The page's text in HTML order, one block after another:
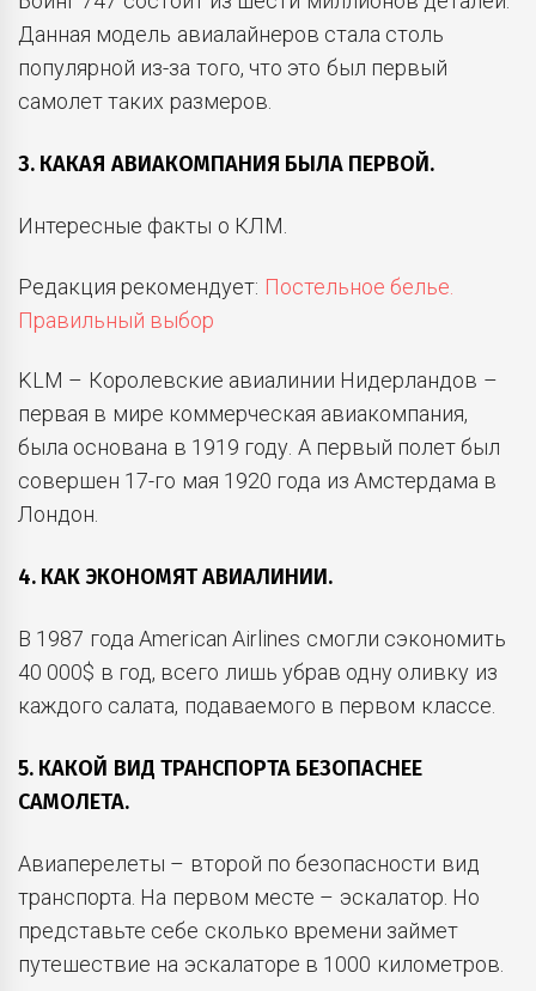
Данная модель авиалайнеров стала столь
популярной из-за того, что это был первый
самолет таких размеров.
3. КАКАЯ АВИАКОМПАНИЯ БЫЛА ПЕРВОЙ.
Интересные факты о КЛМ.
Редакция рекомендует: Постельное белье.
Правильный выбор
KLM – Королевские авиалинии Нидерландов –
первая в мире коммерческая авиакомпания,
была основана в 1919 году. А первый полет был
совершен 17-го мая 1920 года из Амстердама в
Лондон.
4. КАК ЭКОНОМЯТ АВИАЛИНИИ.
В 1987 года American Airlines смогли сэкономить
40 000$ в год, всего лишь убрав одну оливку из
каждого салата, подаваемого в первом классе.
5. КАКОЙ ВИД ТРАНСПОРТА БЕЗОПАСНЕЕ
САМОЛЕТА.
Авиаперелеты – второй по безопасности вид
транспорта. На первом месте – эскалатор. Но
представьте себе сколько времени займет
путешествие на эскалаторе в 1000 километров.